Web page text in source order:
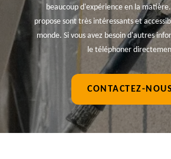
beaucoup d'expérience en la
propose sont très intéressants et
monde. Si vous avez besoin d'autres
le téléphoner
CONTACTEZ-